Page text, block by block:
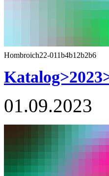
Hombroich22-011b4b12b2b6
01.09.2023